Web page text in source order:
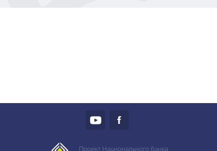
Проект Национального банка